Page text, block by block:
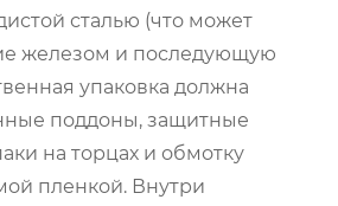
сталью (что может
железом и последующую
упаковка должна
поддоны, защитные
на торцах и обмотку
пленкой. Внутри